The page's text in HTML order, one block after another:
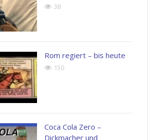
38
Rom regiert – bis heute
150
Coca Cola Zero –
Dickmacher und